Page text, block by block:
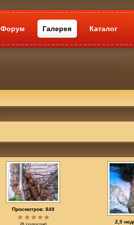
Форум Галерея Каталог
Просмотров: 849
2,5